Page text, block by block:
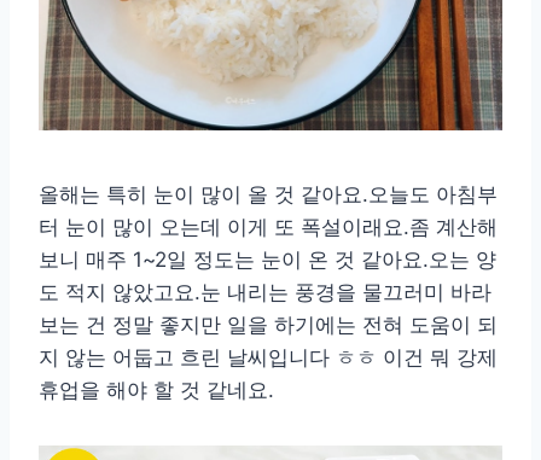
올해는 특히 눈이 많이 올 것 같아요.오늘도 아침부
터 눈이 많이 오는데 이게 또 폭설이래요.좀 계산해
보니 매주 1~2일 정도는 눈이 온 것 같아요.오는 양
도 적지 않았고요.눈 내리는 풍경을 물끄러미 바라
보는 건 정말 좋지만 일을 하기에는 전혀 도움이 되
지 않는 어둡고 흐린 날씨입니다 ㅎㅎ 이건 뭐 강제
휴업을 해야 할 것 같네요.